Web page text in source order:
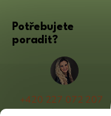
Potřebujete
poradit?
+420 227 072 207
(Po - Pá 9:00 - 17:00)